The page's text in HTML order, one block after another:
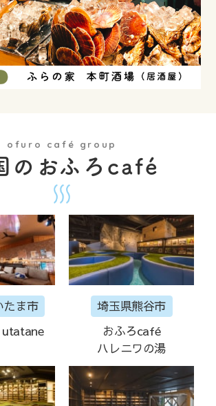
ofuro café group
のおふろcafé
たま市
utatane
埼玉県熊谷市
おふろcafé
ハレニワの湯